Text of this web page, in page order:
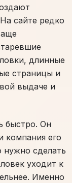
сайте редко
длинные
страницы и
выдаче и
быстро. Он
компания его
нужно сделать
уходит к
Именно